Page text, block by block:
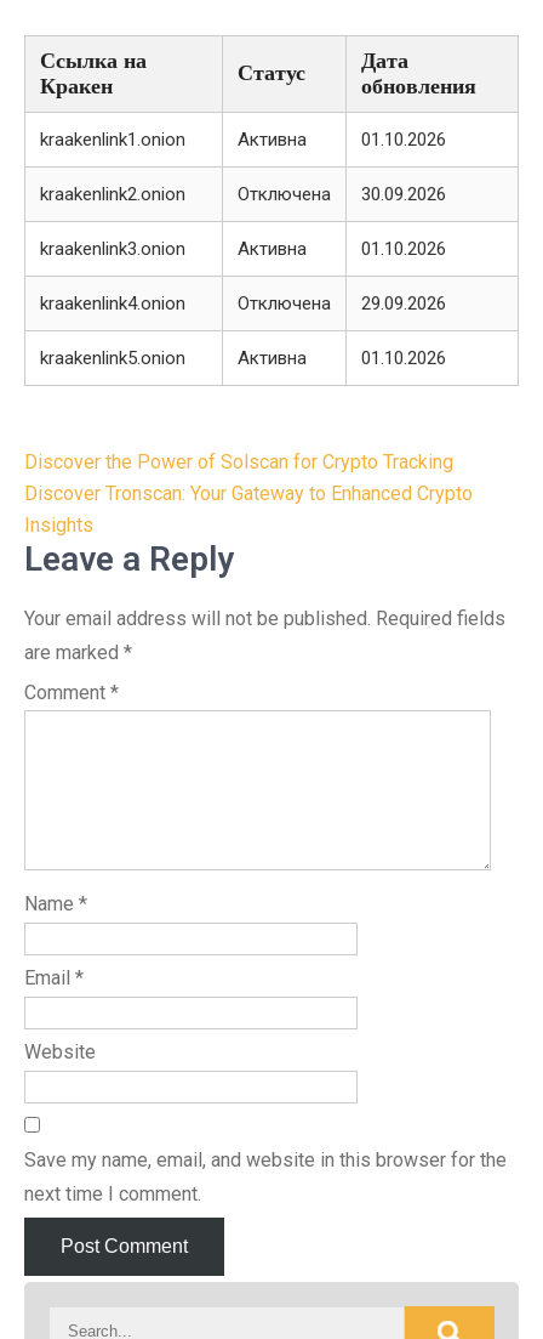
Ссылка на
Кракен
Статус
Дата
обновления
kraakenlink1.onion Активна 01.10.2026
kraakenlink2.onion Отключена 30.09.2026
kraakenlink3.onion Активна 01.10.2026
kraakenlink4.onion Отключена 29.09.2026
kraakenlink5.onion Активна 01.10.2026
Post
navigation
Discover the Power of Solscan for Crypto Tracking
Discover Tronscan: Your Gateway to Enhanced Crypto
Insights
Leave a Reply
Your email address will not be published. Required fields
are marked *
Comment *
Name *
Email *
Website
Save my name, email, and website in this browser for the
next time I comment.